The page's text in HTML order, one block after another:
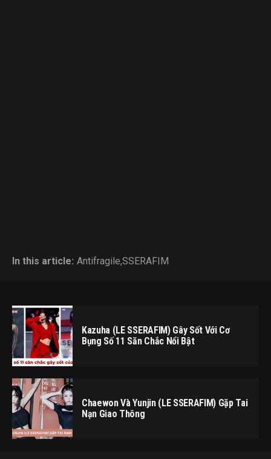
In this article: Antifragile,SSERAFIM
Kazuha (LE SSERAFIM) Gây Sốt Với Cơ
Bụng Số 11 Săn Chắc Nổi Bật
Chaewon Và Yunjin (LE SSERAFIM) Gặp Tai
Nạn Giao Thông